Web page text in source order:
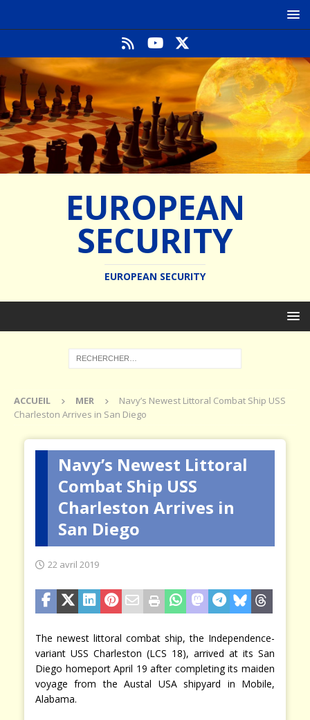
EUROPEAN
SECURITY
EUROPEAN SECURITY
ACCUEIL MER
Navy’s Newest Littoral Combat Ship USS
Charleston Arrives in San Diego
Navy’s Newest Littoral
Combat Ship USS
Charleston Arrives in
San Diego
22 avril 2019
The newest littoral combat ship, the Independence-
variant USS Charleston (LCS 18), arrived at its San
Diego homeport April 19 after completing its maiden
voyage from the Austal USA shipyard in Mobile,
Alabama.